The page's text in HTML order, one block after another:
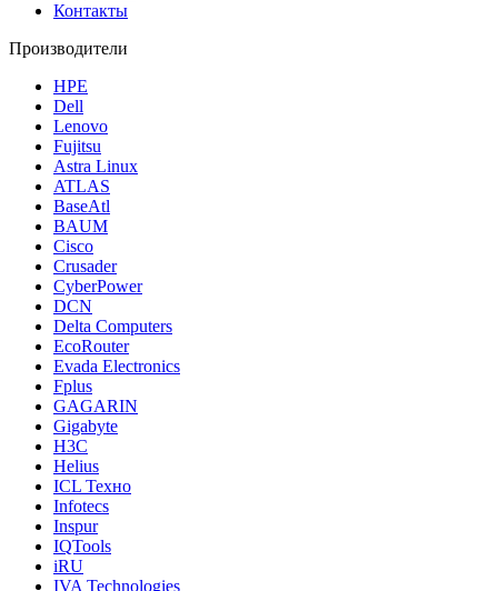
Контакты
Производители
HPE
Dell
Lenovo
Fujitsu
Astra Linux
ATLAS
BaseAtl
BAUM
Cisco
Crusader
CyberPower
DCN
Delta Computers
EcoRouter
Evada Electronics
Fplus
GAGARIN
Gigabyte
H3C
Helius
ICL Техно
Infotecs
Inspur
IQTools
iRU
IVA Technologies